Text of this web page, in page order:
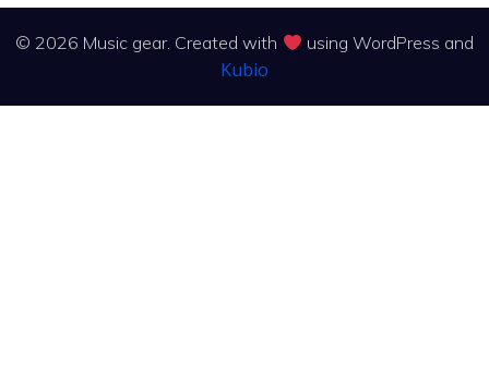
© 2026 Music gear. Created with using WordPress and
Kubio